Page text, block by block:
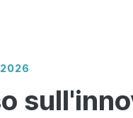
2026